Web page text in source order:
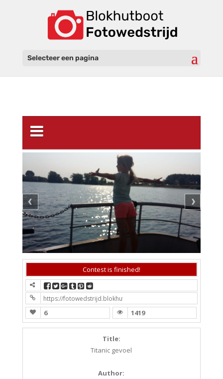
Selecteer een pagina
Contest is finished!
https://fotowedstrijd.blokhutboot.nl/fotowedstrijd-1/
6 1419
Title:
Titanic gevoel
Author: